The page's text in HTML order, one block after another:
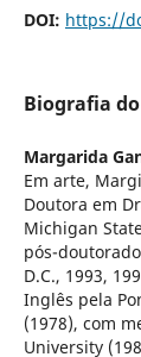
DOI: https://
Biografia
Margarida
Em arte,
Doutora em
Michigan
pós-
D.C., 1993,
Inglês pela
(1978), com
University